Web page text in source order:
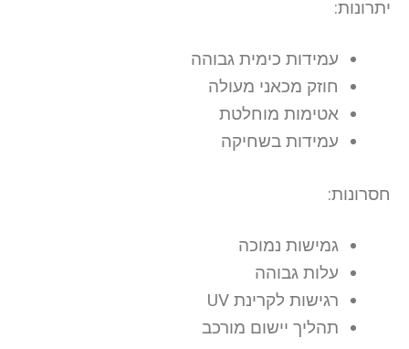
יתרונות:
עמידות כימית גבוהה
חוזק מכאני מעולה
אטימות מוחלטת
עמידות בשחיקה
חסרונות:
גמישות נמוכה
עלות גבוהה
רגישות לקרינת UV
תהליך יישום מורכב